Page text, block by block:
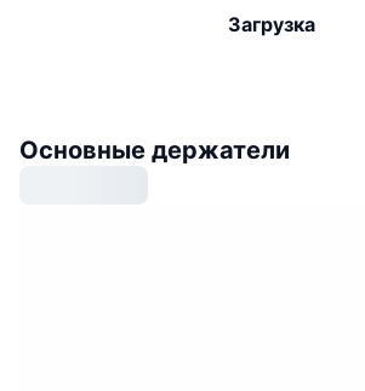
Загрузка
Основные держатели